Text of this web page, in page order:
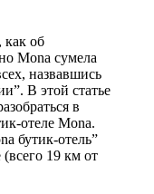
как об
Mona сумела
назвавшись
В этой статье
в
отеле Mona.
бутик-отель”
19 км от